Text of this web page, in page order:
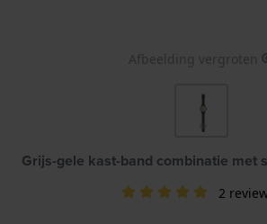
Afbeelding vergroten
Grijs-gele kast-band combinatie met
2